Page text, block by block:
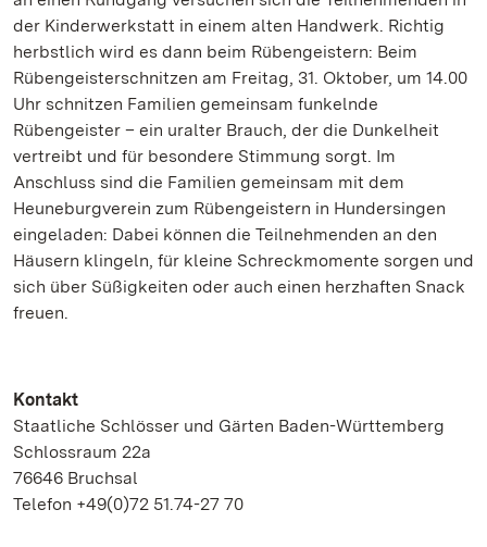
der Kinderwerkstatt in einem alten Handwerk. Richtig
herbstlich wird es dann beim Rübengeistern: Beim
Rübengeisterschnitzen am Freitag, 31. Oktober, um 14.00
Uhr schnitzen Familien gemeinsam funkelnde
Rübengeister – ein uralter Brauch, der die Dunkelheit
vertreibt und für besondere Stimmung sorgt. Im
Anschluss sind die Familien gemeinsam mit dem
Heuneburgverein zum Rübengeistern in Hundersingen
eingeladen: Dabei können die Teilnehmenden an den
Häusern klingeln, für kleine Schreckmomente sorgen und
sich über Süßigkeiten oder auch einen herzhaften Snack
freuen.
Kontakt
Staatliche Schlösser und Gärten Baden-Württemberg
Schlossraum 22a
76646 Bruchsal
Telefon +49(0)72 51.74-27 70